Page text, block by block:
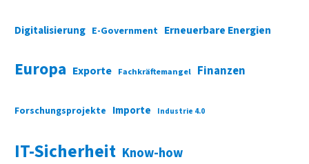
Digitalisierung E-Government Erneuerbare Energien
Europa Exporte Fachkräftemangel Finanzen
Forschungsprojekte Importe Industrie 4.0
IT-Sicherheit Know-how